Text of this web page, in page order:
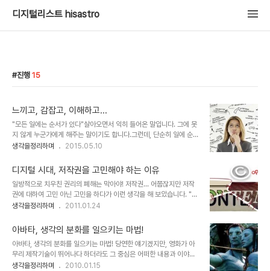
디지털리스트 hisastro
진행 15
느끼고, 감잡고, 이해하고...
"모든 일에는 순서가 있다"살아오면서 익히 들어온 말입니다. 그에 못
지 않게 누군가에게 해주는 말이기도 합니다.그런데, 단순히 일에 순서
가 있다는 걸 강조하는 건 무리가 있다는 생각이 들었습니다.최근 주목
몫이라고 말이죠. 어떤 건 분명히 순서를 지켜야만 하는 것이 있을지도
모릅니다. 하지만 그건 한정된 범주에 속하는 특별한 경우에만 해당 될
것이라는 생각입니다. 뾰족히 딱 떠오르는 예가 변변찮아 구체적으로
언급하지 못하는 것이 못내 아쉽습니다만... 이미지 출처:
www.noinstantpudding.com 씻을 때 생각들이 많아지는 습관
다. 오늘 아침 생각을 스치고 지..
생각을정리하며 2015.05.10
디지털 시대, 저작권을 고민해야 하는 이유
일방적으로 치우친 권리의 폐해는 막아야! 저작권... 어쭙잖지만 저작
권에 대하여 고민 아닌 고민을 하다가 이런 생각을 해 보았습니다. "어
떠한 권리가 한쪽으로 치우쳤을 땐 반드시 문제가 발생하기 마련이
에 이르렀다고 봅니다. 물론 현재, 어떤 누구라도 이 디지털 시대의 저
작권에 대하여 명쾌한 답을 내놓긴 어려울 것이라 생각합니다. 뭐, 혼
자라면 어떤 특정한 방법을 포함하여 어떤 주장이든 펼칠 수는 있겠지
만... ▲ Illustration by Minh Uong/The New York Times
Published: March 1, 2009 음악이나, 책, 글 그림 등등... 이러한
생각을정리하며 2011.01.24
아바타, 생각의 분화를 일으키는 마법!
아바타, 생각의 분화를 일으키는 마법! 당연한 얘기겠지만, 영화가 아
무리 제작기술이 뛰어나다 하더라도 그 중심은 어떠한 내용과 이야기
를 담고 있느냐가 무엇보다도 중요한 요소일 겁니다. 몇해 전 수백억의
생각을정리하며 2010.01.15